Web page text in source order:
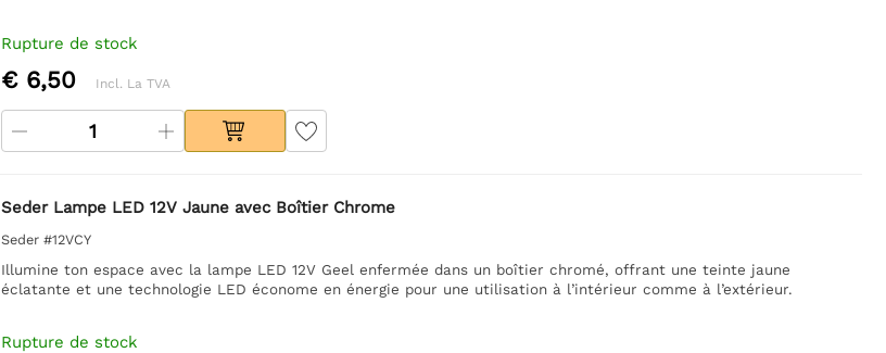
Rupture de stock
€ 6,50 Incl. La TVA
Seder Lampe LED 12V Jaune avec Boîtier Chrome
Seder #12VCY
Illumine ton espace avec la lampe LED 12V Geel enfermée dans un boîtier chromé, offrant une teinte jaune
éclatante et une technologie LED économe en énergie pour une utilisation à l’intérieur comme à l’extérieur.
Rupture de stock